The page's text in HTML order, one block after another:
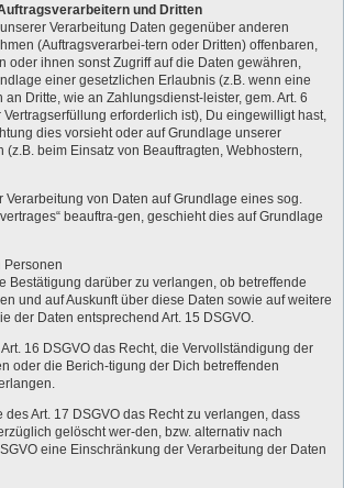
und Dritten
Verarbeitung Daten gegenüber anderen
(Auftragsverarbei-tern oder Dritten) offenbaren,
oder ihnen sonst Zugriff auf die Daten gewähren,
einer gesetzlichen Erlaubnis (z.B. wenn eine
Dritte, wie an Zahlungsdienst-leister, gem. Art. 6
Vertragserfüllung erforderlich ist), Du eingewilligt hast,
dies vorsieht oder auf Grundlage unserer
beim Einsatz von Beauftragten, Webhostern,
Verarbeitung von Daten auf Grundlage eines sog.
beauftra-gen, geschieht dies auf Grundlage
Personen
Bestätigung darüber zu verlangen, ob betreffende
und auf Auskunft über diese Daten sowie auf weitere
der Daten entsprechend Art. 15 DSGVO.
16 DSGVO das Recht, die Vervollständigung der
oder die Berich-tigung der Dich betreffenden
des Art. 17 DSGVO das Recht zu verlangen, dass
gelöscht wer-den, bzw. alternativ nach
eine Einschränkung der Verarbeitung der Daten